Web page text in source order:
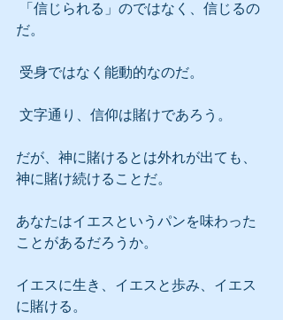
だ。
受身ではなく能動的なのだ。
文字通り、信仰は賭けであろう。
だが、神に賭けるとは外れが出ても、
神に賭け続けることだ。
あなたはイエスというパンを味わった
ことがあるだろうか。
イエスに生き、イエスと歩み、イエス
に賭ける。